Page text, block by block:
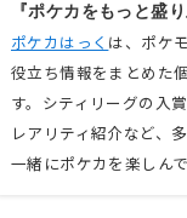
『ポケカをもっと盛
ポケカはっく は、ポケ
役立ち情報をまとめた
す。シティリーグの入
レアリティ紹介など、
一緒にポケカを楽しん